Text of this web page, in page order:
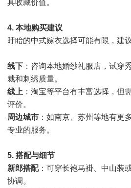
具收藏价值。
4. 本地购买建议
盱眙的中式嫁衣选择可能有限，建议
线下 ：咨询本地婚纱礼服店，试穿
裁和刺绣质量。
线上 ：淘宝等平台有丰富选择，但
评价。
周边城市 ：如南京、苏州等地有更
专业的服务。
5. 搭配与细节
新郎搭配：可穿长袍马褂、中山装
协调。